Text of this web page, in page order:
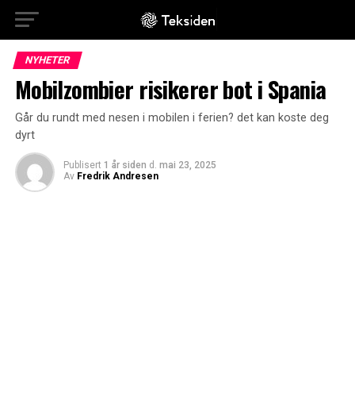
NYHETER
Mobilzombier risikerer bot i Spania
Går du rundt med nesen i mobilen i ferien? det kan koste deg
dyrt
Publisert 1 år siden d. mai 23, 2025
Av Fredrik Andresen